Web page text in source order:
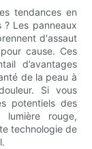
tendances en
Les panneaux
d'assaut
cause. Ces
d’avantages
de la peau à
Si vous
potentiels des
rouge,
technologie de